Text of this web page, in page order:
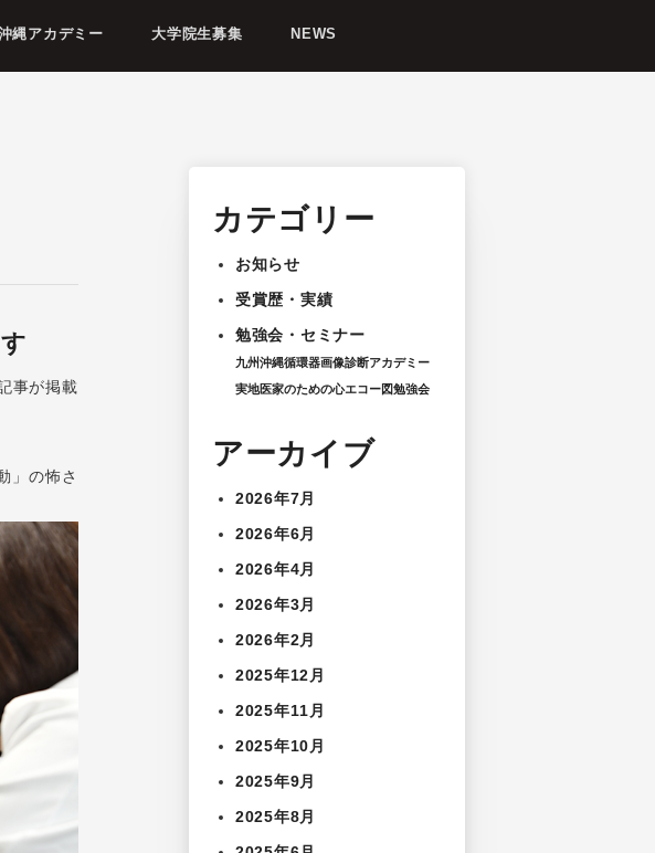
縄アカデミー 大学院生募集 NEWS
事が掲載
」の怖さ
カテゴリー
お知らせ
受賞歴・実績
勉強会・セミナー
九州沖縄循環器画像診断アカデミー
実地医家のための心エコー図勉強会
アーカイブ
2026年7月
2026年6月
2026年4月
2026年3月
2026年2月
2025年12月
2025年11月
2025年10月
2025年9月
2025年8月